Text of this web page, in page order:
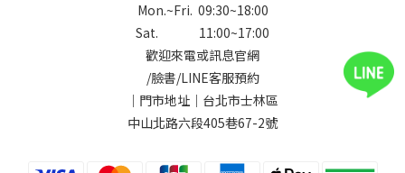
Mon.~Fri. 09:30~18:00
Sat. 11:00~17:00
歡迎來電或訊息官網
/臉書/LINE客服預約
｜門市地址｜台北市士林區
中山北路六段405巷67-2號